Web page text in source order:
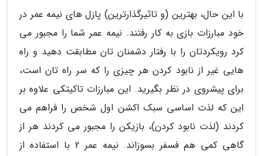
با این حال، بهترین (و تاثیرگذارترین) پازل های نیمه عمر در
خود مبارزات بازی به کار رفتند. نیمه عمر شما را مجبور می
کرد رویکردتان را با رفتار دشمنان تان مطابقت دهید و راه
هایی غیر از نابود کردن هر چیزی را که سر راه تان است،
برای پیشروی در نظر بگیرید. این مبارزات تاکیتکی علاوه بر
این که لذت اساسی سبک اکشن اول شخص را فراهم می
کردند (لذت نابود کردن)، بازیکن را مجبور می کردند هر از
گاهی کمی هم فسفر بسوزاند. نیمه عمر 2 با استفاده از